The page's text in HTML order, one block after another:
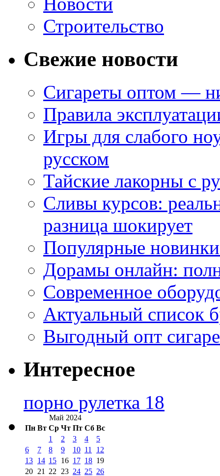
Строительство
Свежие новости
Сигареты оптом —
Правила
Игры для слабого
русском
Тайские лакорны с
Сливы курсов:
разница шокирует
Популярные
Дорамы онлайн:
Современное
Актуальный список
Выгодный опт
Интересное
порно рулетка 18
Май 2024
Пн Вт Ср Чт Пт Сб Вс
1 2 3 4
5
6
7 8 9 10 11
12
13 14 15 16 17 18 19
20 21 22 23 24 25 26